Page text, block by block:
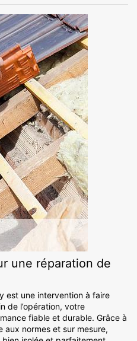
une réparation de
est une intervention à faire
de l’opération, votre
fiable et durable. Grâce à
normes et sur mesure,